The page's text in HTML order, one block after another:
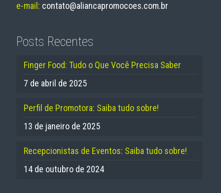
e-mail: contato@aliancapromocoes.com.br
Posts Recentes
Finger Food: Tudo o Que Você Precisa Saber
7 de abril de 2025
Perfil de Promotora: Saiba tudo sobre!
13 de janeiro de 2025
Recepcionistas de Eventos: Saiba tudo sobre!
14 de outubro de 2024